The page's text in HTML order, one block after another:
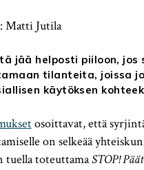
Matti Jutila
jää helposti piiloon, jos
tilanteita, joissa
käytöksen
osoittavat, että
on selkeää
tuella toteuttamaSTOP!